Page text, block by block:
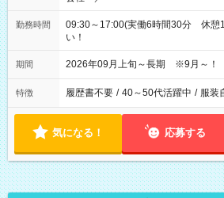
勤務時間
09:30～17:00(実働6時間30分 休憩
い！
期間 2026年09月上旬～長期 ※9月～！
特徴 履歴書不要 / 40～50代活躍中 / 服装
気になる！ 応募する